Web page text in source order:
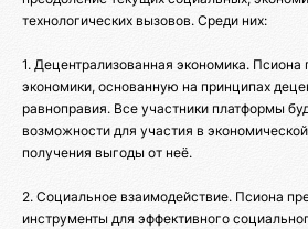
технологических вызовов. Среди них:
1. Децентрализованная экономика. Псиона
экономики, основанную на принципах
равноправия. Все участники платформы
возможности для участия в
получения выгоды от неё.
2. Социальное взаимодействие. Псиона
инструменты для эффективного